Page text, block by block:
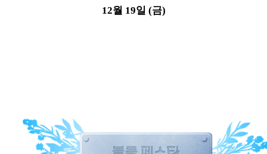
12월 19일 (금)